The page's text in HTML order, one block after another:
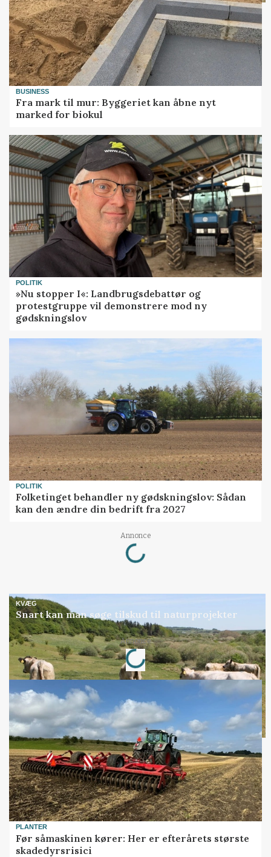
BUSINESS
Fra mark til mur: Byggeriet kan åbne nyt
marked for biokul
POLITIK
»Nu stopper I«: Landbrugsdebattør og
protestgruppe vil demonstrere mod ny
gødskningslov
POLITIK
Folketinget behandler ny gødskningslov: Sådan
kan den ændre din bedrift fra 2027
Annonce
Loading...
KVÆG
Snart kan man søge tilskud til naturprojekter
Annonce
Loading...
PLANTER
Før såmaskinen kører: Her er efterårets største
skadedyrsrisici